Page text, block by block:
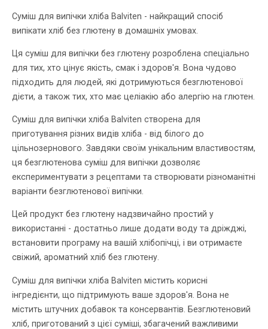
Суміш для випічки хліба Balviten - найкращий спосіб
випікати хліб без глютену в домашніх умовах.
Ця суміш для випічки без глютену розроблена спеціально
для тих, хто цінує якість, смак і здоров'я. Вона чудово
підходить для людей, які дотримуються безглютенової
дієти, а також тих, хто має целіакію або алергію на глютен.
Суміш для випічки хліба Balviten створена для
приготування різних видів хліба - від білого до
цільнозернового. Завдяки своїм унікальним властивостям,
ця безглютенова суміш для випічки дозволяє
експериментувати з рецептами та створювати різноманітні
варіанти безглютенової випічки.
Цей продукт без глютену надзвичайно простий у
використанні - достатньо лише додати воду та дріжджі,
встановити програму на вашій хлібопічці, і ви отримаєте
свіжий, ароматний хліб без глютену.
Суміш для випічки хліба Balviten містить корисні
інгредієнти, що підтримують ваше здоров'я. Вона не
містить штучних добавок та консервантів. Безглютеновий
хліб, приготований з цієї суміші, збагачений важливими